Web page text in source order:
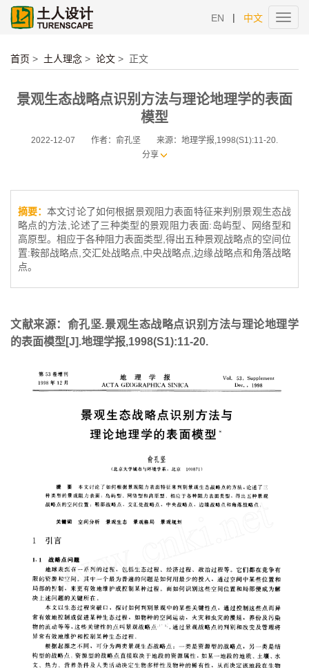
EN | 中文
首页 > 土人理念 > 论文 > 正文
景观生态战略点识别方法与理论地理学的表面
模型
2022-12-07 作者：俞孔坚
来源：地理学报,1998(S1):11-20.
分享
摘要： 本文讨论了如何根据景观阻力表面特征来判别景观生态战
略点的方法,论述了三种类型的景观阻力表面:岛屿型、网络型和
高原型。相应于各种阻力表面类型,得出五种景观战略点的空间位
置:鞍部战略点,交汇处战略点,中央战略点,边缘战略点和角落战略
点。
文献来源：俞孔坚.景观生态战略点识别方法与理论地理学
的表面模型[J].地理学报,1998(S1):11-20.